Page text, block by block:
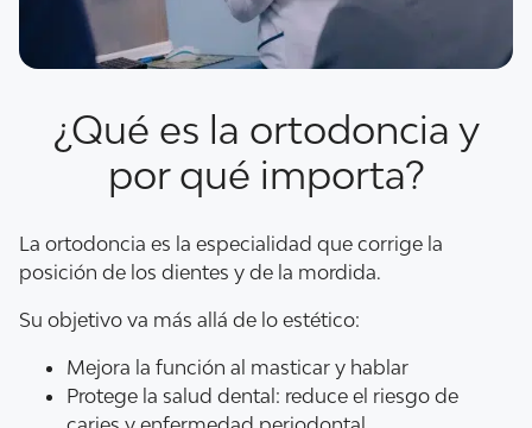
¿Qué es la ortodoncia y
por qué importa?
La ortodoncia es la especialidad que corrige la
posición de los dientes y de la mordida.
Su objetivo va más allá de lo estético:
Mejora la función al masticar y hablar
Protege la salud dental: reduce el riesgo de